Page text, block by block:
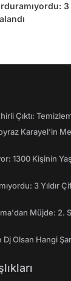
3
Çıktı:
Karayel'in
1300 Kişinin
3 Yıldır
Müjde: 2.
Olsan Hangi